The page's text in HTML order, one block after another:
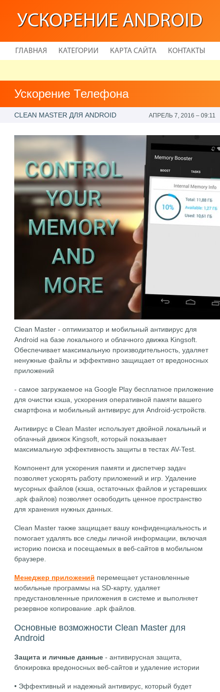
УСКОРЕНИЕ ANDROID
ГЛАВНАЯ КАТЕГОРИИ КАРТА САЙТА КОНТАКТЫ
Ускорение Телефона
CLEAN MASTER ДЛЯ ANDROID АПРЕЛЬ 7, 2016 – 09:11
Clean Master - оптимизатор и мобильный антивирус для
Android на базе локального и облачного движка Kingsoft.
Обеспечивает максимальную производительность, удаляет
ненужные файлы и эффективно защищает от вредоносных
приложений
- самое загружаемое на Google Play бесплатное приложение
для очистки кэша, ускорения оперативной памяти вашего
смартфона и мобильный антивирус для Android-устройств.
Антивирус в Clean Master использует двойной локальный и
облачный движок Kingsoft, который показывает
максимальную эффективность защиты в тестах AV-Test.
Компонент для ускорения памяти и диспетчер задач
позволяет ускорять работу приложений и игр. Удаление
мусорных файлов (кэша, остаточных файлов и устаревших
.apk файлов) позволяет освободить ценное пространство
для хранения нужных данных.
Clean Master также защищает вашу конфиденциальность и
помогает удалять все следы личной информации, включая
историю поиска и посещаемых в веб-сайтов в мобильном
браузере.
Менеджер приложений перемещает установленные
мобильные программы на SD-карту, удаляет
предустановленные приложения в системе и выполняет
резервное копирование .apk файлов.
Основные возможности Clean Master для
Android
Защита и личные данные - антивирусная защита,
блокировка вредоносных веб-сайтов и удаление истории
• Эффективный и надежный антивирус, который будет